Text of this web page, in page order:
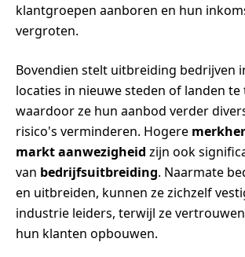
klantgroepen aanboren en hun
vergroten.
Bovendien stelt uitbreiding bedrijven
locaties in nieuwe steden of landen te
waardoor ze hun aanbod verder
risico's verminderen. Hogere
markt aanwezigheid zijn ook
van bedrijfsuitbreiding. Naarmate
en uitbreiden, kunnen ze zichzelf
industrie leiders, terwijl ze
hun klanten opbouwen.